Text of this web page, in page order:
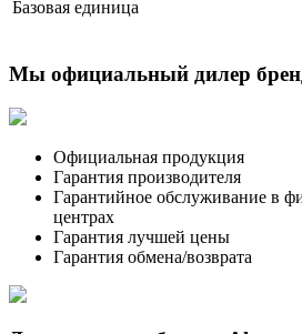
Базовая единица
Мы официальный дилер
Официальная продукция
Гарантия производителя
Гарантийное обслуживание в
центрах
Гарантия лучшей цены
Гарантия обмена/возврата